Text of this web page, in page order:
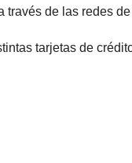
de las redes
tarjetas de